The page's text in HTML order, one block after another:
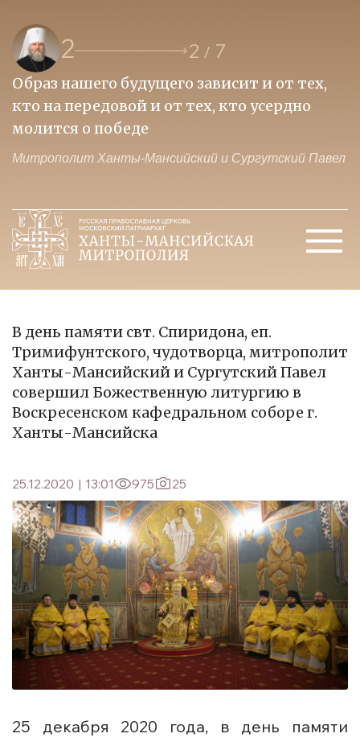
2 2 / 7
Образ нашего будущего зависит и от тех,
кто на передовой и от тех, кто усердно
молится о победе
Митрополит Ханты-Мансийский и Сургутский Павел
В день памяти свт. Спиридона, еп.
Тримифунтского, чудотворца, митрополит
Ханты-Мансийский и Сургутский Павел
совершил Божественную литургию в
Воскресенском кафедральном соборе г.
Ханты-Мансийска
25.12.2020 | 13:01 975 25
25 декабря 2020 года, в день памяти